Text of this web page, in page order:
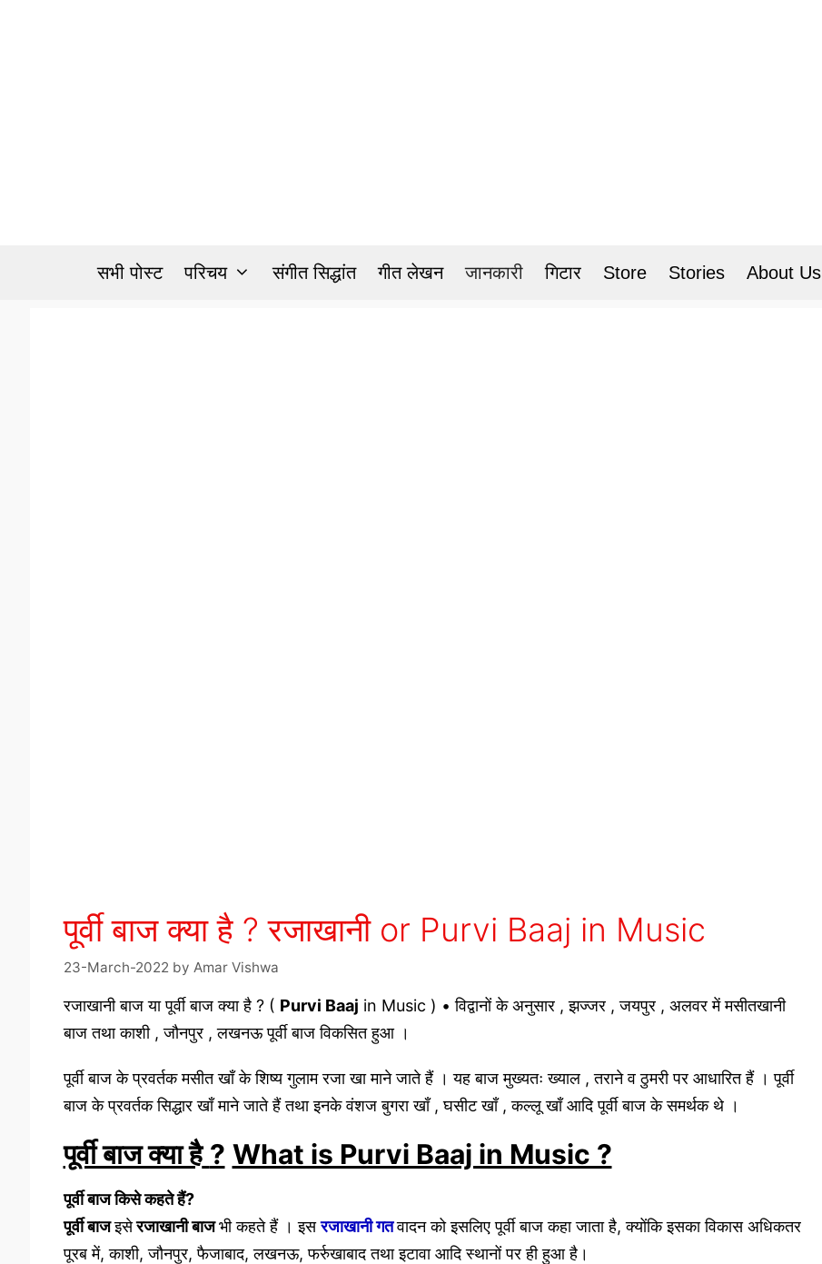
सभी पोस्ट परिचय संगीत सिद्धांत गीत लेखन जानकारी गिटार Store Stories About Us
पूर्वी बाज क्या है ? रजाखानी or Purvi Baaj in Music
23-March-2022 by Amar Vishwa
रजाखानी बाज या पूर्वी बाज क्या है ? ( Purvi Baaj in Music ) • विद्वानों के अनुसार , झज्जर , जयपुर , अलवर में मसीतखानी
बाज तथा काशी , जौनपुर , लखनऊ पूर्वी बाज विकसित हुआ ।
पूर्वी बाज के प्रवर्तक मसीत खाँ के शिष्य गुलाम रजा खा माने जाते हैं । यह बाज मुख्यतः ख्याल , तराने व ठुमरी पर आधारित हैं । पूर्वी
बाज के प्रवर्तक सिद्धार खाँ माने जाते हैं तथा इनके वंशज बुगरा खाँ , घसीट खाँ , कल्लू खाँ आदि पूर्वी बाज के समर्थक थे ।
पूर्वी बाज क्या है ? What is Purvi Baaj in Music ?
पूर्वी बाज किसेकहते हैं?
पूर्वी बाजइसेरजाखानी बाजभी कहते हैं । इसरजाखानी गतवादन को इसलिए पूर्वी बाज कहा जाता है, क्योंकि इसका विकास अधिकतर
पूरब में, काशी, जौनपुर, फैजाबाद, लखनऊ, फर्रुखाबाद तथा इटावा आदि स्थानों पर ही हुआ है।